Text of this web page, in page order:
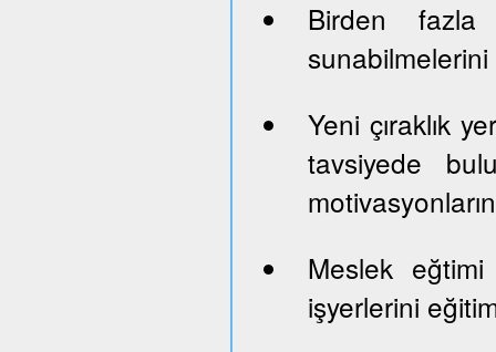
Birden fazla
Yeni çıraklık
tavsiyede
Meslek
işyerlerini